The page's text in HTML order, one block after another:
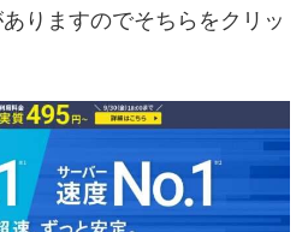
りますのでそちらをクリッ